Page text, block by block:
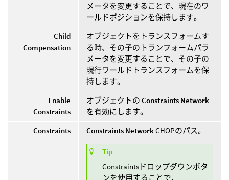
メータを変更することで、現在のワ
ールドポジションを保持します。
Child
Compensation
オブジェクトをトランスフォームす
る時、その子のトランフォームパラ
メータを変更することで、その子の
現行ワールドトランスフォームを保
持します。
Enable
Constraints
オブジェクトの Constraints Network
を有効にします。
Constraints
Constraints NetworkCHOPのパス。
Tip
Constraintsドロップダウンボタ
ンを使用することで、